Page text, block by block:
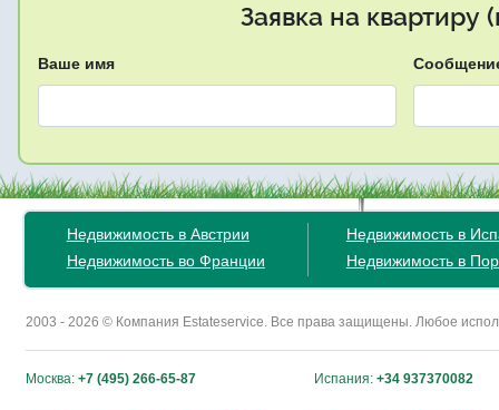
Заявка на квартиру
Ваше имя
Недвижимость в Австрии
Недвижимость во Франции
Недвижимость в
Недвижимость в
2003 - 2026 © Компания Estateservice. Все права защищены. Любое
Москва: +7 (495) 266-65-87 Испания: +34 937370082